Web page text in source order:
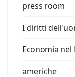
press room
I diritti
Economia nel
americhe